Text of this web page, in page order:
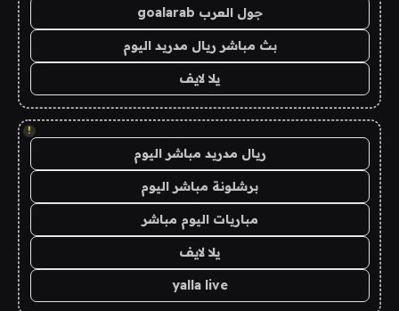
جول العرب goalarab
بث مباشر ريال مدريد اليوم
يلا لايف
!
ريال مدريد مباشر اليوم
برشلونة مباشر اليوم
مباريات اليوم مباشر
يلا لايف
yalla live